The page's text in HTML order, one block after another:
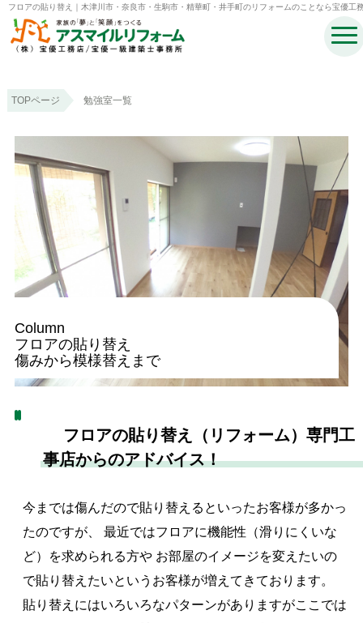
フロアの貼り替え｜木津川市・奈良市・生駒市・精華町・井手町のリフォームのことなら宝優工
アスマイルリフォーム
TOPページ 勉強室一覧
Column
フロアの貼り替え
傷みから模様替えまで
フロアの貼り替え（リフォーム）専門工
事店からのアドバイス！
今までは傷んだので貼り替えるといったお客様が多かっ
たのですが、 最近ではフロアに機能性（滑りにくいな
ど）を求められる方や お部屋のイメージを変えたいの
で貼り替えたいというお客様が増えてきております。
貼り替えにはいろいろなパターンがありますがここでは